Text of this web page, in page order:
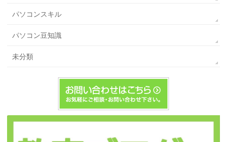
パソコンスキル
パソコン豆知識
未分類